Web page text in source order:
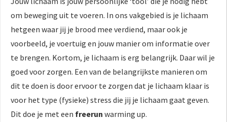
om beweging uit te voeren. In ons vakgebied is je lichaam
hetgeen waar jij je brood mee verdiend, maar ook je
voorbeeld, je voertuig en jouw manier om informatie over
te brengen. Kortom, je lichaam is erg belangrijk. Daar wil je
goed voor zorgen. Een van de belangrijkste manieren om
dit te doen is door ervoor te zorgen dat je lichaam klaar is
voor het type (fysieke) stress die jij je lichaam gaat geven.
Dit doe je met een freerun warming up.